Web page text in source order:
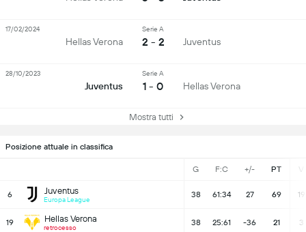
Posizione attuale in classifica
G F:C +/- PT V
6 Juventus
Europa League
38 61:34 27 69 19
19 Hellas Verona
retrocesso
38 25:61 -36 21 3
Hellas Verona
Serie A
2 - 2 Juventus
17/02/2024
Juventus
Serie A
1 - 0 Hellas Verona
28/10/2023
Mostra tutti